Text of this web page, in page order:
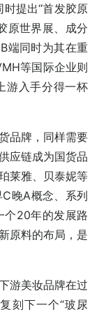
提出“首发胶原
原世界展、成分
端同时为其在重
等国际企业则
游入手分得一杯
品牌，同样需要
应链成为国货品
莱雅、贝泰妮等
晚A概念、系列
个20年的发展路
原料的布局，是
游美妆品牌在过
刻下一个“玻尿